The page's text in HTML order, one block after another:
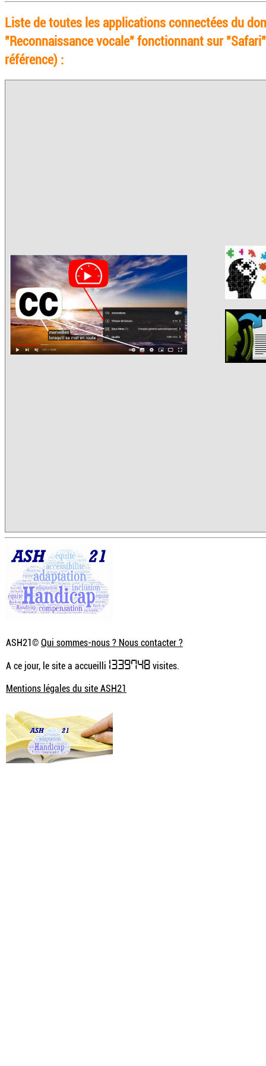
Liste de toutes les applications connectées du
"Reconnaissance vocale" fonctionnant sur
référence) :
ASH21©Qui sommes-nous ? Nous contacter ?
A ce jour, le site a accueilli 1339748visites.
Mentions légales du site ASH21